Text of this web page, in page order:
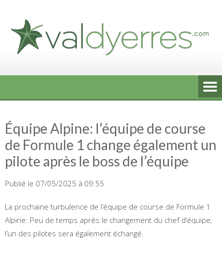
content
Équipe Alpine: l’équipe de course
de Formule 1 change également un
pilote après le boss de l’équipe
Publié le 07/05/2025 à 09:55
La prochaine turbulence de l’équipe de course de Formule 1
Alpine: Peu de temps après le changement du chef d’équipe,
l’un des pilotes sera également échangé.